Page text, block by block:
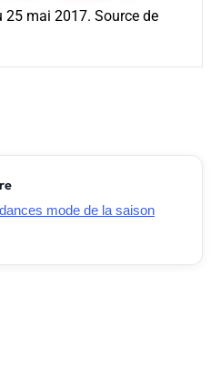
25 mai 2017. Source de
mode de la saison